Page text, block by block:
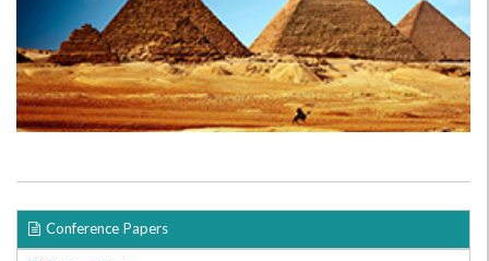
Conference Papers